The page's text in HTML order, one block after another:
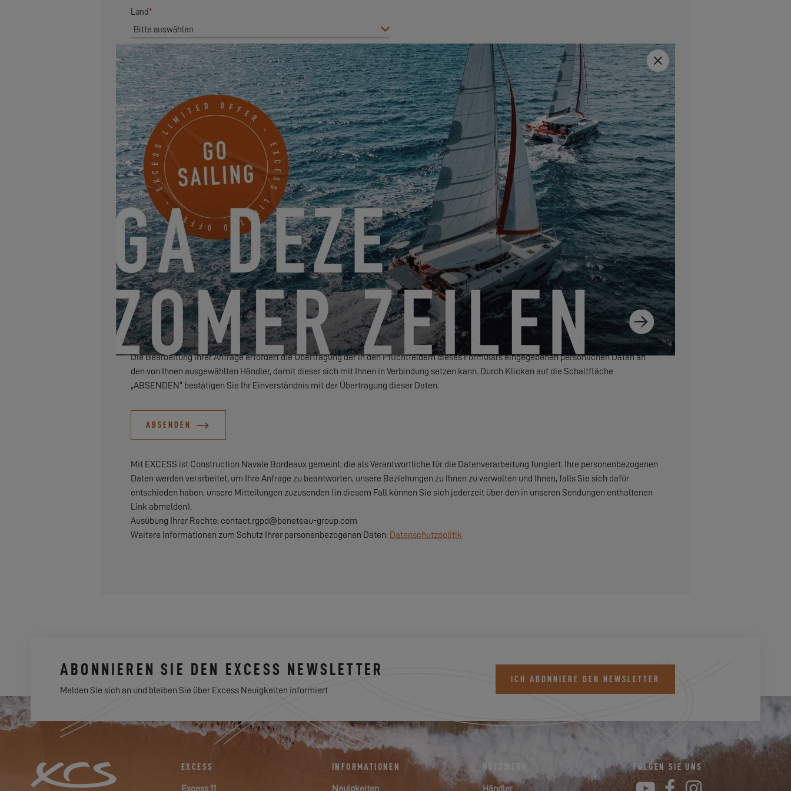
Land *
Postleitzahl* Stadt*
Anschrift
E-Mail* Mobile
Haben Sie uns etwas mitzuteilen?
Ich möchte über Neuigkeiten, Veranstaltungen und Angebote von EXCESS auf elektronischem Wege informiert werden.
Friendly Captcha
Die Bearbeitung Ihrer Anfrage erfordert die Übertragung der in den Pflichtfeldern dieses Formulars eingegebenen persönlichen Daten an
den von Ihnen ausgewählten Händler, damit dieser sich mit Ihnen in Verbindung setzen kann. Durch Klicken auf die Schaltfläche
„ABSENDEN“ bestätigen Sie Ihr Einverständnis mit der Übertragung dieser Daten.
ABSENDEN
Mit EXCESS ist Construction Navale Bordeaux gemeint, die als Verantwortliche für die Datenverarbeitung fungiert. Ihre personenbezogenen
Daten werden verarbeitet, um Ihre Anfrage zu beantworten, unsere Beziehungen zu Ihnen zu verwalten und Ihnen, falls Sie sich dafür
entschieden haben, unsere Mitteilungen zuzusenden (in diesem Fall können Sie sich jederzeit über den in unseren Sendungen enthaltenen
Link abmelden).
Ausübung Ihrer Rechte: contact.rgpd@beneteau-group.com
Weitere Informationen zum Schutz Ihrer personenbezogenen Daten: Datenschutzpolitik
ABONNIEREN SIE DEN EXCESS NEWSLETTER
Melden Sie sich an und bleiben Sie über Excess Neuigkeiten informiert
ICH ABONNIERE DEN NEWSLETTER
EXCESS
Excess 11
INFORMATIONEN
Neuigkeiten
NETZWERK
Händler
FOLGEN SIE UNS
Schließen